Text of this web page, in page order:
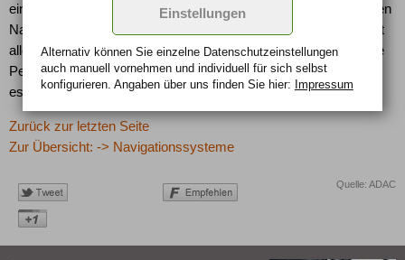
ein Smartphone vorhanden, ist der Erwerb einer dazu passenden
Navigationssoftware sinnvoll und wirtschaftlich. Zu bedenken ist
allerdings, dass ein Smartphone in der Regel an eine bestimmte
Person gebunden ist. Fährt diese Person im Auto nicht mit, gibt
es keine Navigation.
Zurück zur letzten Seite
Zur Übersicht: -> Navigationssysteme
Quelle: ADAC
Einstellungen
Alternativ können Sie einzelne Datenschutz­ein­stellungen
auch manuell vor­nehmen und indivi­duell für sich selbst
konfigurieren. Angaben über uns finden Sie hier: Impressum